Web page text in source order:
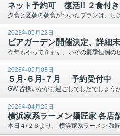
ネット予約可 復活!! ２食付き
2023年05月22日
ビアガーデン開催決定、詳細
2023年05月08日
５月-６月-７月 予約受付中
2023年04月26日
横浜家系ラーメン麺匠家 各店